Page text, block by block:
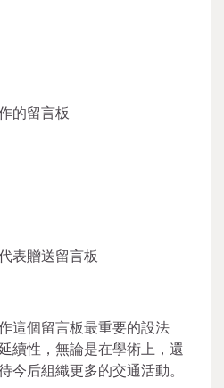
的留言板
表贈送留言板
這個留言板最重要的設法
續性，無論是在學術上，還
今后組織更多的交通活動。